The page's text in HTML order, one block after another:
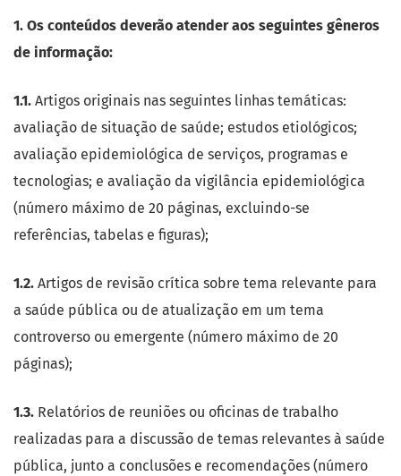
1. Os conteúdos deverão atender aos seguintes gêneros
de informação:
1.1. Artigos originais nas seguintes linhas temáticas:
avaliação de situação de saúde; estudos etiológicos;
avaliação epidemiológica de serviços, programas e
tecnologias; e avaliação da vigilância epidemiológica
(número máximo de 20 páginas, excluindo-se
referências, tabelas e figuras);
1.2. Artigos de revisão crítica sobre tema relevante para
a saúde pública ou de atualização em um tema
controverso ou emergente (número máximo de 20
páginas);
1.3. Relatórios de reuniões ou oficinas de trabalho
realizadas para a discussão de temas relevantes à saúde
pública, junto a conclusões e recomendações (número